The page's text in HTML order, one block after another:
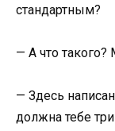
стандартным?
— А что
— Здесь
должна тебе